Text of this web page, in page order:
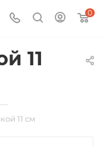
0
11
11 см